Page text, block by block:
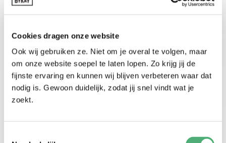
Cookies dragen onze website
Ook wij gebruiken ze. Niet om je overal te volgen, maar
om onze website soepel te laten lopen. Zo krijg jij de
fijnste ervaring en kunnen wij blijven verbeteren waar dat
nodig is. Gewoon duidelijk, zodat jij snel vindt wat je
zoekt.